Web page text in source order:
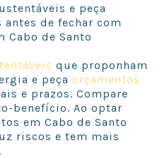
e peça
de fechar com
Cabo de Santo
que proponham
e peça orçamentos
e prazos. Compare
benefício. Ao optar
em Cabo de Santo
riscos e tem mais